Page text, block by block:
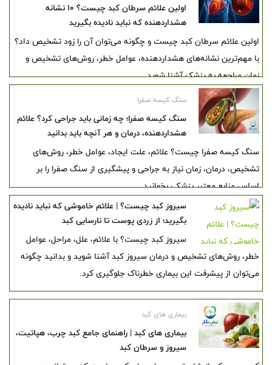
اولین علائم سرطان کبد چیست؟ ۱۰ نشانه
هشداردهنده که نباید نادیده بگیرید
اولین علائم سرطان کبد چیست و چگونه می‌توان آن را زود تشخیص داد؟
با مهم‌ترین نشانه‌های هشداردهنده، عوامل خطر، روش‌های تشخیص و
زمان مراجعه به پزشک آشنا شوید.
سنگ کیسه صفرا
سنگ کیسه صفرا؛ چه زمانی باید جراحی کرد؟ علائم
هشداردهنده، درمان و هر آنچه باید بدانید
سنگ کیسه صفرا چیست؟ علائم، علت ایجاد، عوامل خطر، روش‌های
تشخیص، درمان، زمان نیاز به جراحی و پیشگیری از سنگ صفرا را بر
اساس منابع معتبر پزشکی بخوانید.
سیروز کبد چیست؟ | علائم خاموشی که نباید نادیده
بگیرید؛ از زردی پوست تا نارسایی کبد
سیروز کبد چیست؟ با علائم، علل، مراحل، عوامل
خطر، روش‌های تشخیص و درمان سیروز کبد آشنا شوید و بدانید چگونه
می‌توان از پیشرفت این بیماری خطرناک جلوگیری کرد.
بیماری های کبد
بیماری های کبد | راهنمای جامع کبد چرب، هپاتیت،
سیروز و سرطان کبد